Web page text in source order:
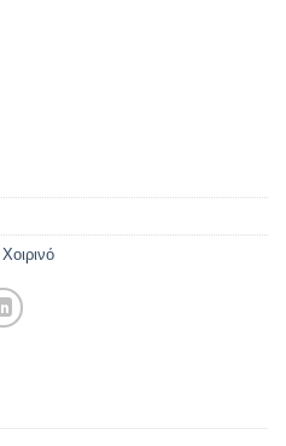
Χοιρινό